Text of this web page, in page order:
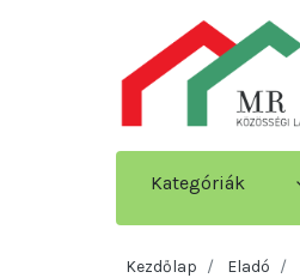
Kategóriák
Kezdőlap Eladó